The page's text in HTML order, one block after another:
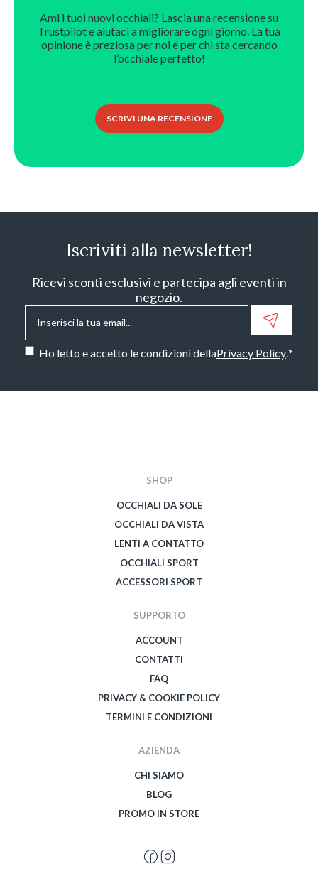
Ami i tuoi nuovi occhiali? Lascia una recensione su
Trustpilot e aiutaci a migliorare ogni giorno. La tua
opinione è preziosa per noi e per chi sta cercando
l’occhiale perfetto!
SCRIVI UNA RECENSIONE
Iscriviti alla newsletter!
Ricevi sconti esclusivi e partecipa agli eventi in
negozio.
Email*
Consenso*
Ho letto e accetto le condizioni dellaPrivacy Policy.*
SHOP
OCCHIALI DA SOLE
OCCHIALI DA VISTA
LENTI A CONTATTO
OCCHIALI SPORT
ACCESSORI SPORT
SUPPORTO
ACCOUNT
CONTATTI
FAQ
PRIVACY & COOKIE POLICY
TERMINI E CONDIZIONI
AZIENDA
CHI SIAMO
BLOG
PROMO IN STORE